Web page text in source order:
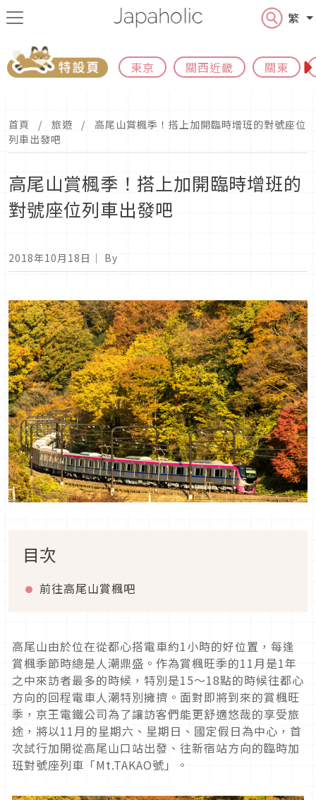
繁
東京 關西近畿 關東
首頁 旅遊
高尾山賞楓季！搭上加開臨時增班的對號座位
列車出發吧
高尾山賞楓季！搭上加開臨時增班的
對號座位列車出發吧
2018年10月18日 ｜ By
目次
前往高尾山賞楓吧
高尾山由於位在從都心搭電車約1小時的好位置，每逢
賞楓季節時總是人潮鼎盛。作為賞楓旺季的11月是1年
之中來訪者最多的時候，特別是15～18點的時候往都心
方向的回程電車人潮特別擁擠。面對即將到來的賞楓旺
季，京王電鐵公司為了讓訪客們能更舒適悠哉的享受旅
途，將以11月的星期六、星期日、國定假日為中心，首
次試行加開從高尾山口站出發、往新宿站方向的臨時加
班對號座列車「Mt.TAKAO號」。